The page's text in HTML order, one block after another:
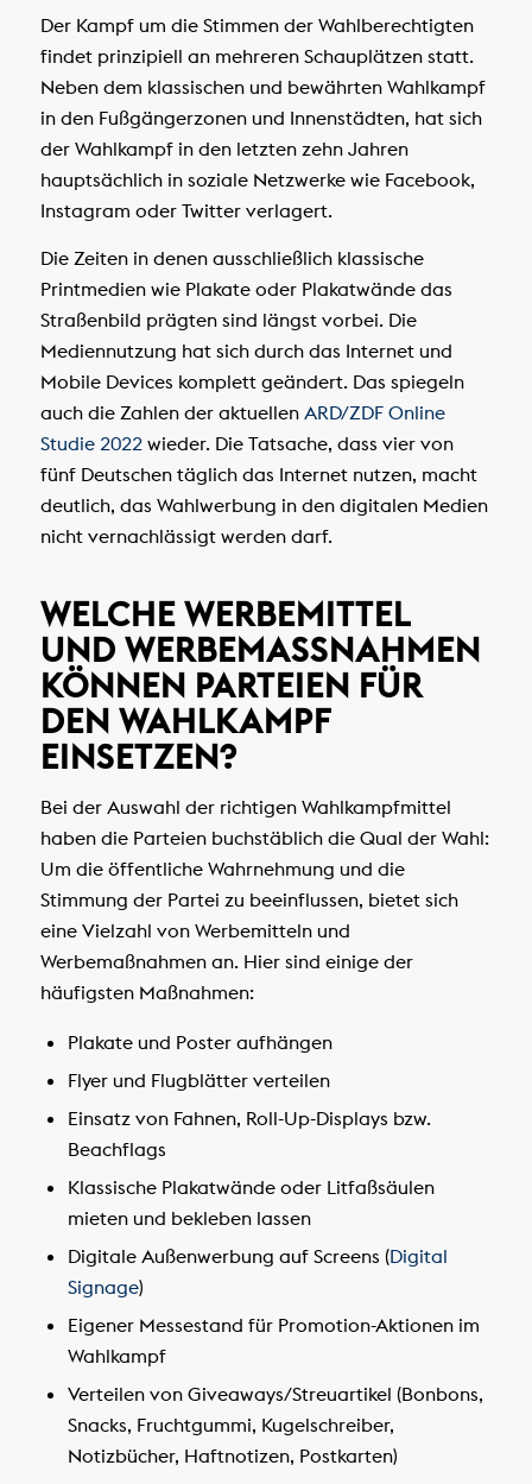
Der Kampf um die Stimmen der Wahlberechtigten
findet prinzipiell an mehreren Schauplätzen statt.
Neben dem klassischen und bewährten Wahlkampf
in den Fußgängerzonen und Innenstädten, hat sich
der Wahlkampf in den letzten zehn Jahren
hauptsächlich in soziale Netzwerke wie Facebook,
Instagram oder Twitter verlagert.
Die Zeiten in denen ausschließlich klassische
Printmedien wie Plakate oder Plakatwände das
Straßenbild prägten sind längst vorbei. Die
Mediennutzung hat sich durch das Internet und
Mobile Devices komplett geändert. Das spiegeln
auch die Zahlen der aktuellen ARD/ZDF Online
Studie 2022wieder. Die Tatsache, dass vier von
fünf Deutschen täglich das Internet nutzen, macht
deutlich, das Wahlwerbung in den digitalen Medien
nicht vernachlässigt werden darf.
WELCHE WERBEMITTEL
UND WERBEMASSNAHMEN K
ÖNNEN PARTEIEN FÜR D
EN WAHLKAMPF E
INSETZEN?
Bei der Auswahl der richtigen Wahlkampfmittel
haben die Parteien buchstäblich die Qual der Wahl:
Um die öffentliche Wahrnehmung und die
Stimmung der Partei zu beeinflussen, bietet sich
eine Vielzahl von Werbemitteln und
Werbemaßnahmen an. Hier sind einige der
häufigsten Maßnahmen:
Plakate und Poster aufhängen
Flyer und Flugblätter verteilen
Einsatz von Fahnen, Roll-Up-Displays bzw.
Beachflags
Klassische Plakatwände oder Litfaßsäulen
mieten und bekleben lassen
Digitale Außenwerbung auf Screens (Digital
Signage)
Eigener Messestand für Promotion-Aktionen im
Wahlkampf
Verteilen von Giveaways/Streuartikel (Bonbons,
Snacks, Fruchtgummi, Kugelschreiber,
Notizbücher, Haftnotizen, Postkarten)